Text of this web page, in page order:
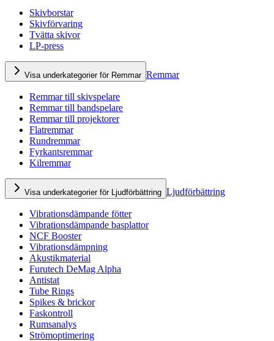
Skivborstar
Skivförvaring
Tvätta skivor
LP-press
Visa underkategorier för Remmar Remmar
Remmar till skivspelare
Remmar till bandspelare
Remmar till projektorer
Flatremmar
Rundremmar
Fyrkantsremmar
Kilremmar
Visa underkategorier för Ljudförbättring Ljudförbättring
Vibrationsdämpande fötter
Vibrationsdämpande basplattor
NCF Booster
Vibrationsdämpning
Akustikmaterial
Furutech DeMag Alpha
Antistat
Tube Rings
Spikes & brickor
Faskontroll
Rumsanalys
Strömoptimering